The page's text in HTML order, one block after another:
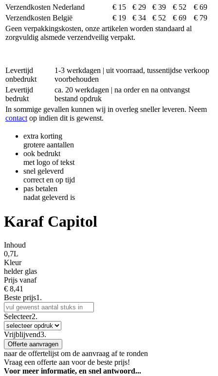
Verzendkosten Nederland € 15 € 29 € 39 € 52
€ 69
Verzendkosten België
€ 19 € 34 € 52 € 69
€ 79
Geen verpakkingskosten, onze artikelen worden standaard al
zorgvuldig alsmede verzendveilig verpakt.
Levertijd
onbedrukt
1-3 werkdagen | uit voorraad, tussentijdse verkoop
voorbehouden
Levertijd
bedrukt
ca. 20 werkdagen | na order en na ontvangst
bestand opdruk
In sommige gevallen kunnen wij in overleg sneller leveren. Neem
contact op indien dit is gewenst.
extra korting
grotere aantallen
ook bedrukt
met logo of tekst
snel geleverd
correct en op tijd
pas betalen
nadat geleverd is
Karaf Capitol
Inhoud
0,7L
Kleur
helder glas
Prijs vanaf
€ 8,41
Beste prijs1.
Selecteer2.
Vrijblijvend3.
Offerte aanvragen
naar de offertelijst om de aanvraag af te ronden
Vraag een offerte aan voor de beste prijs!
Voor meer informatie, en snel antwoord...